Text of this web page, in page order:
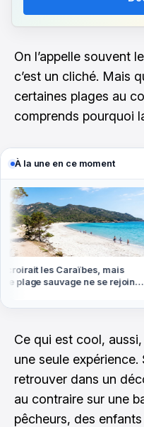
On l’appelle souvent
c’est un cliché. Mais
certaines plages au
comprends pourquoi
À la une en ce moment
les Caraïbes, mais
plage sauvage ne se rejoint
Ce qui est cool, aussi,
une seule
retrouver dans un
au contraire sur une
pêcheurs, des